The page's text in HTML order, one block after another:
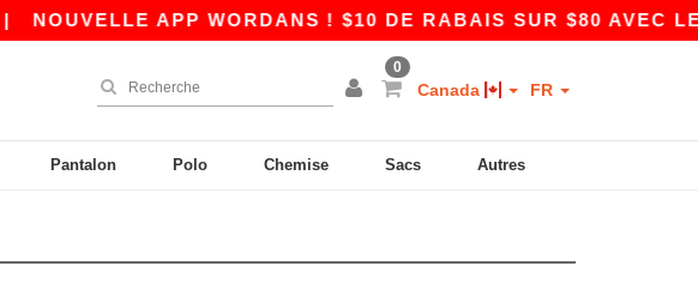
NOUVELLE APP WORDANS ! $10 DE RABAIS SUR $80 AVEC LE
0
Canada FR
Pantalon Polo Chemise Sacs Autres